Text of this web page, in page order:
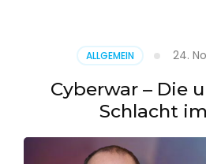
ALLGEMEIN 24.
Cyberwar – Die
Schlacht